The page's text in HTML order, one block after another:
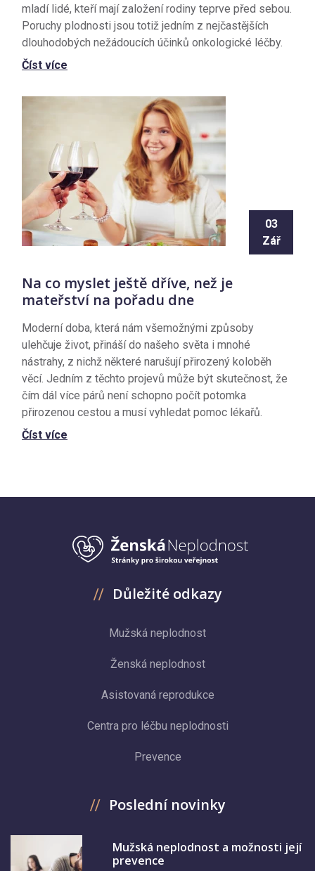
mladí lidé, kteří mají založení rodiny teprve před sebou.
Poruchy plodnosti jsou totiž jedním z nejčastějších
dlouhodobých nežádoucích účinků onkologické léčby.
Číst více
03
Zář
Na co myslet ještě dříve, než je
mateřství na pořadu dne
Moderní doba, která nám všemožnými způsoby
ulehčuje život, přináší do našeho světa i mnohé
nástrahy, z nichž některé narušují přirozený koloběh
věcí. Jedním z těchto projevů může být skutečnost, že
čím dál více párů není schopno počít potomka
přirozenou cestou a musí vyhledat pomoc lékařů.
Číst více
Důležité odkazy
Mužská neplodnost
Ženská neplodnost
Asistovaná reprodukce
Centra pro léčbu neplodnosti
Prevence
Poslední novinky
Mužská neplodnost a možnosti její
prevence